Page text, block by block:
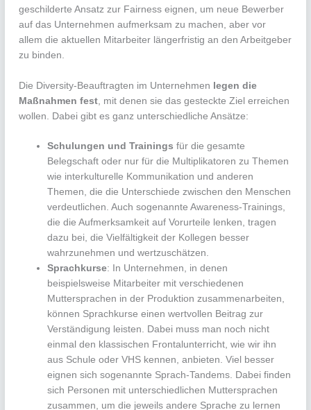
geschilderte Ansatz zur Fairness eignen, um neue Bewerber
auf das Unternehmen aufmerksam zu machen, aber vor
allem die aktuellen Mitarbeiter längerfristig an den Arbeitgeber
zu binden.
Die Diversity-Beauftragten im Unternehmen legen die
Maßnahmen fest , mit denen sie das gesteckte Ziel erreichen
wollen. Dabei gibt es ganz unterschiedliche Ansätze:
Schulungen und Trainings für die gesamte
Belegschaft oder nur für die Multiplikatoren zu Themen
wie interkulturelle Kommunikation und anderen
Themen, die die Unterschiede zwischen den Menschen
verdeutlichen. Auch sogenannte Awareness-Trainings,
die die Aufmerksamkeit auf Vorurteile lenken, tragen
dazu bei, die Vielfältigkeit der Kollegen besser
wahrzunehmen und wertzuschätzen.
Sprachkurse: In Unternehmen, in denen
beispielsweise Mitarbeiter mit verschiedenen
Muttersprachen in der Produktion zusammenarbeiten,
können Sprachkurse einen wertvollen Beitrag zur
Verständigung leisten. Dabei muss man noch nicht
einmal den klassischen Frontalunterricht, wie wir ihn
aus Schule oder VHS kennen, anbieten. Viel besser
eignen sich sogenannte Sprach-Tandems. Dabei finden
sich Personen mit unterschiedlichen Muttersprachen
zusammen, um die jeweils andere Sprache zu lernen